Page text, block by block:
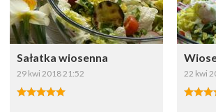
Sałatka wiosenna
29 kwi 2018 21:52 22 kwi